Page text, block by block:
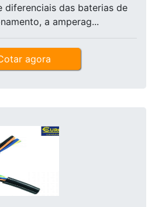
diferenciais das baterias de
a amperag...
agora